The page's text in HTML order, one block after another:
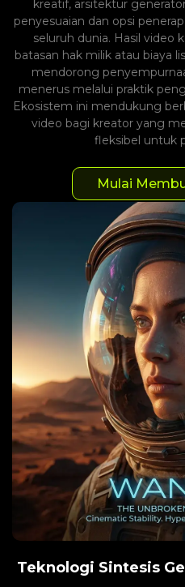
kreatif, arsitektur
penyesuaian dan opsi
seluruh dunia. Hasil video
batasan hak milik atau biaya
mendorong
menerus melalui praktik
Ekosistem ini mendukung
video bagi kreator yang
fleksibel untuk
Mulai
Teknologi Sintesis